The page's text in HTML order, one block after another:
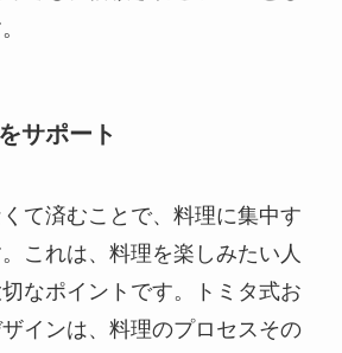
サポート
て済むことで、料理に集中す
これは、料理を楽しみたい人
なポイントです。トミタ式お
インは、料理のプロセスその